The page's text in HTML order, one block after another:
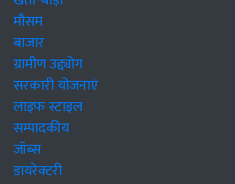
मौसम
बाजार
ग्रामीण उद्द्योग
सरकारी योजनाएं
लाइफ स्टाइल
सम्पादकीय
जॉब्स
डायरेक्टरी